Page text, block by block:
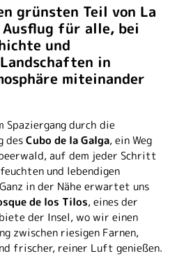
grünsten Teil von La
Ausflug für alle, bei
und
in
miteinander
Spaziergang durch die
desCubo de la Galga, ein Weg
auf dem jeder Schritt
und lebendigen
in der Nähe erwartet uns
de los Tilos, eines der
der Insel, wo wir einen
zwischen riesigen Farnen,
frischer, reiner Luft genießen.